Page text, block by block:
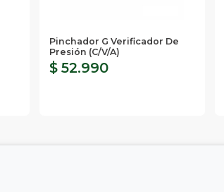
Pinchador G Verificador De
Presión (c/v/a)
$ 52.990